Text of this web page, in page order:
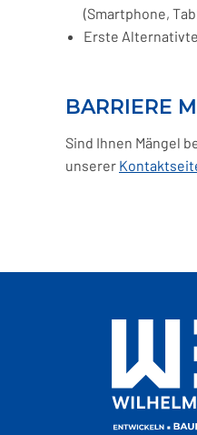
(Smartphone,
Erste
BARRIERE
Sind Ihnen Mängel
unserer